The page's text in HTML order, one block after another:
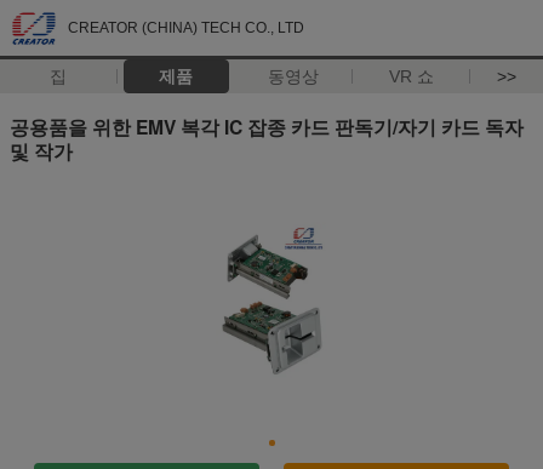
CREATOR (CHINA) TECH CO., LTD
집 제품 동영상 VR 쇼 >>
공용품을 위한 EMV 복각 IC 잡종 카드 판독기/자기 카드 독자
및 작가